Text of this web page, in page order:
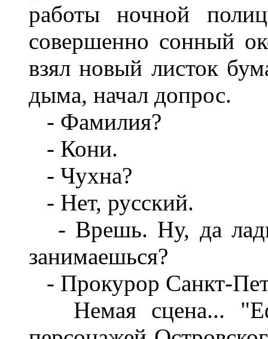
работы ночной
совершенно сонный
взял новый листок
дыма, начал допрос.
- Фамилия?
- Кони.
- Чухна?
- Нет, русский.
- Врешь. Ну, да
занимаешься?
- Прокурор Санкт-
Немая сцена...